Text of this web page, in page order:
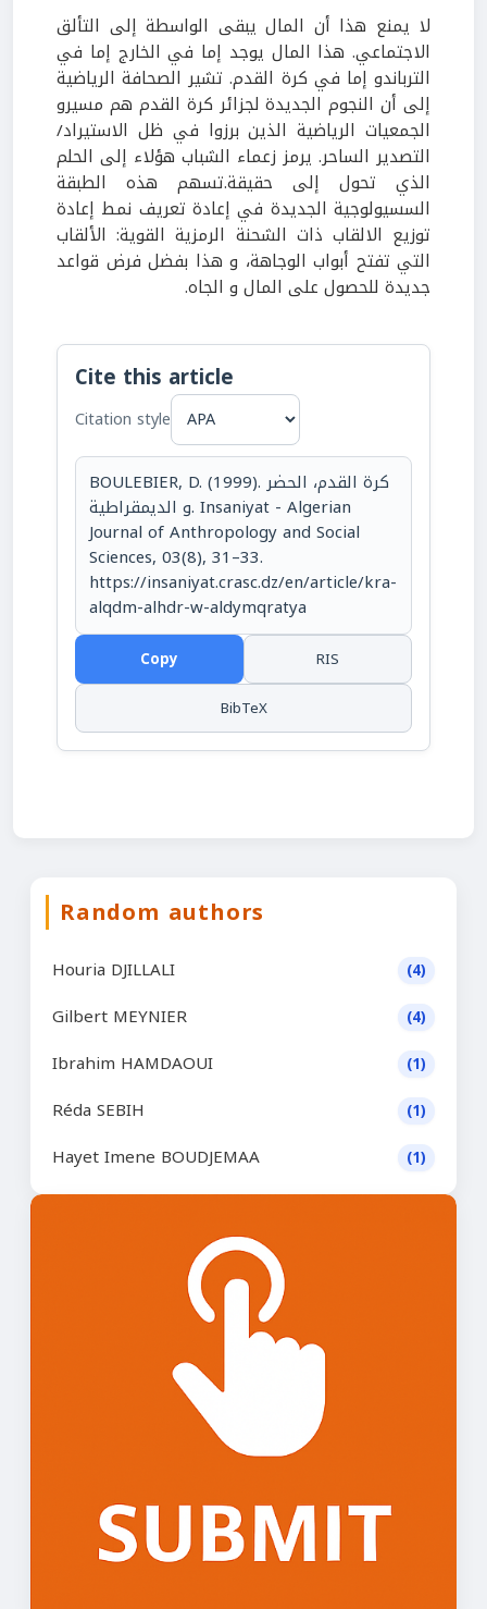
لا يمنع هذا أن المال يبقى الواسطة إلى التألق
الاجتماعي. هذا المال يوجد إما في الخارج إما في
الترباندو إما في كرة القدم. تشير الصحافة الرياضية
إلى أن النجوم الجديدة لجزائر كرة القدم هم مسيرو
الجمعيات الرياضية الذين برزوا في ظل الاستيراد/
التصدير الساحر. يرمز زعماء الشباب هؤلاء إلى الحلم
الذي تحول إلى حقيقة.تسهم هذه الطبقة
السسيولوجية الجديدة في إعادة تعريف نمط إعادة
توزيع الالقاب ذات الشحنة الرمزية القوية: الألقاب
التي تفتح أبواب الوجاهة، و هذا بفضل فرض قواعد
جديدة للحصول على المال و الجاه.
Cite this article
Citation style
BOULEBIER, D. (1999). كرة القدم، الحضر
و الديمقراطية. Insaniyat - Algerian
Journal of Anthropology and Social
Sciences, 03(8), 31–33.
https://insaniyat.crasc.dz/en/article/kra-
alqdm-alhdr-w-aldymqratya
Copy
RIS
BibTeX
Random authors
Houria DJILLALI (4)
Gilbert MEYNIER (4)
Ibrahim HAMDAOUI (1)
Réda SEBIH (1)
Hayet Imene BOUDJEMAA (1)